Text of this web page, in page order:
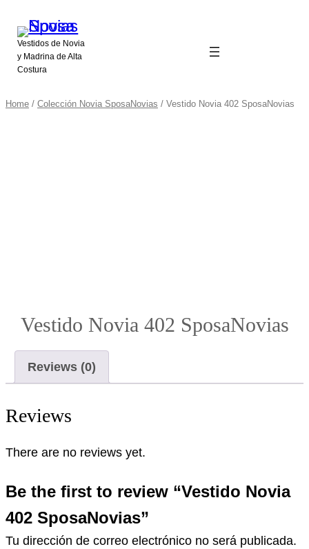
Vestidos de Novia
y Madrina de Alta
Costura
Home / Colección Novia SposaNovias / Vestido Novia 402 SposaNovias
Vestido Novia 402 SposaNovias
Reviews (0)
Reviews
There are no reviews yet.
Be the first to review “Vestido Novia
402 SposaNovias”
Tu dirección de correo electrónico no será publicada.